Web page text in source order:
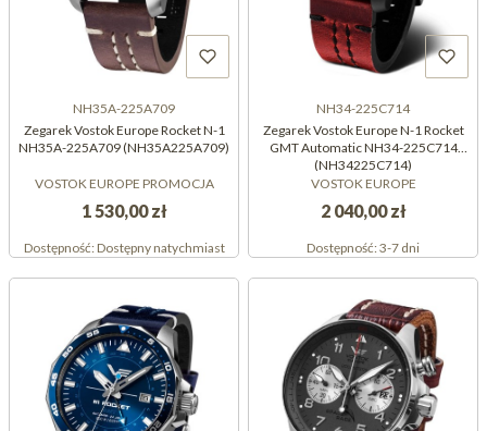
NH35A-225A709
Zegarek Vostok Europe Rocket N-1
NH35A-225A709 (NH35A225A709)
VOSTOK EUROPE PROMOCJA
1 530,00 zł
Dostępność:Dostępny natychmiast
NH34-225C714
Zegarek Vostok Europe N-1 Rocket
GMT Automatic NH34-225C714
(NH34225C714)
VOSTOK EUROPE
2 040,00 zł
Dostępność:3-7 dni